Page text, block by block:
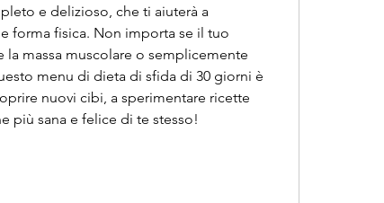
e delizioso, che ti aiuterà a
forma fisica. Non importa se il tuo
massa muscolare o semplicemente
menu di dieta di sfida di 30 giorni è
nuovi cibi, a sperimentare ricette
più sana e felice di te stesso!